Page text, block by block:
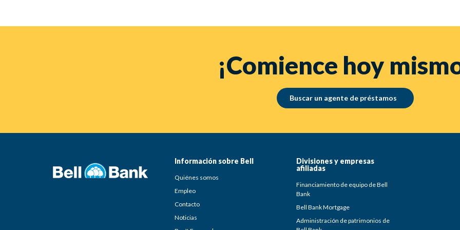
¡Comience hoy
Buscar un agente de préstamos
Información sobre Bell
Quiénes somos
Empleo
Contacto
Noticias
Divisiones y empresas
afiliadas
Financiamiento de equipo de Bell
Bank
Bell Bank Mortgage
Administración de patrimonios de